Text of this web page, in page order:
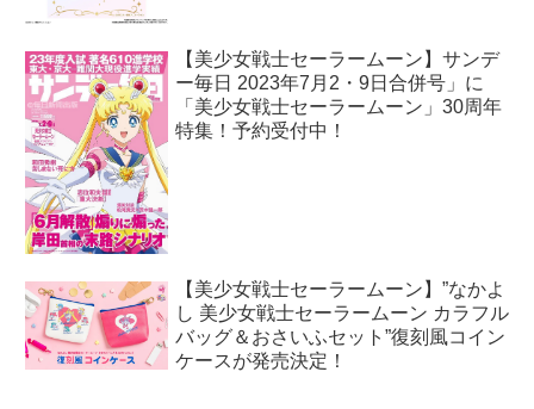
【美少女戦士セーラームーン】サンデ
ー毎日 2023年7月2・9日合併号」に
「美少女戦士セーラームーン」30周年
特集！予約受付中！
【美少女戦士セーラームーン】”なかよ
し 美少女戦士セーラームーン カラフル
バッグ＆おさいふセット”復刻風コイン
ケースが発売決定！